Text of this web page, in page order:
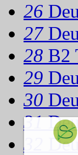
26
27
28 B2
29
30
31
32